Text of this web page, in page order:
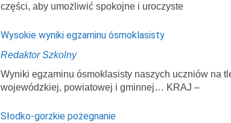
części, aby umożliwić spokojne i uroczyste
Wysokie wyniki egzaminu ósmoklasisty
Redaktor Szkolny
Wyniki egzaminu ósmoklasisty naszych uczniów na
wojewódzkiej, powiatowej i gminnej… KRAJ –
Słodko-gorzkie pożegnanie